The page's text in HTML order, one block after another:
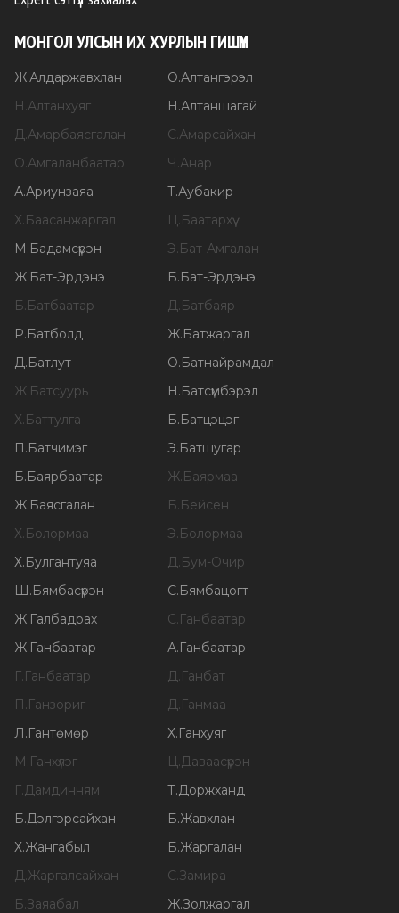
МОНГОЛ УЛСЫН ИХ ХУРЛЫН ГИШҮҮН
Ж.Алдаржавхлан О.Алтангэрэл
Н.Алтанхуяг Н.Алтаншагай
Д.Амарбаясгалан С.Амарсайхан
О.Амгаланбаатар Ч.Анар
А.Ариунзаяа Т.Аубакир
Х.Баасанжаргал Ц.Баатархүү
М.Бадамсүрэн Э.Бат-Амгалан
Ж.Бат-Эрдэнэ Б.Бат-Эрдэнэ
Б.Батбаатар Д.Батбаяр
Р.Батболд Ж.Батжаргал
Д.Батлут О.Батнайрамдал
Ж.Батсуурь Н.Батсүмбэрэл
Х.Баттулга Б.Батцэцэг
П.Батчимэг Э.Батшугар
Б.Баярбаатар Ж.Баярмаа
Ж.Баясгалан Б.Бейсен
Х.Болормаа Э.Болормаа
Х.Булгантуяа Д.Бум-Очир
Ш.Бямбасүрэн С.Бямбацогт
Ж.Галбадрах С.Ганбаатар
Ж.Ганбаатар А.Ганбаатар
Г.Ганбаатар Д.Ганбат
П.Ганзориг Д.Ганмаа
Л.Гантөмөр Х.Ганхуяг
М.Ганхүлэг Ц.Даваасүрэн
Г.Дамдинням Т.Доржханд
Б.Дэлгэрсайхан Б.Жавхлан
Х.Жангабыл Б.Жаргалан
Д.Жаргалсайхан С.Замира
Б.Заяабал Ж.Золжаргал